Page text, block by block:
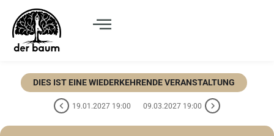
DIES IST EINE WIEDERKEHRENDE VERANSTALTUNG
19.01.2027 19:00 09.03.2027 19:00